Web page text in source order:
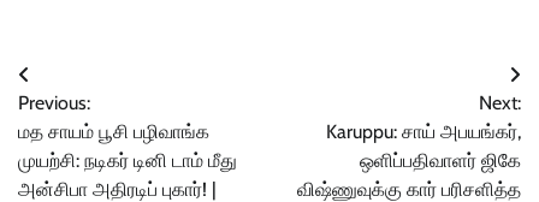
Post
navigation
Previous:
மத சாயம் பூசி பழிவாங்க
முயற்சி: நடிகர் டினி டாம் மீது
அன்சிபா அதிரடிப் புகார்! |
Next:
Karuppu: சாய் அபயங்கர்,
ஒளிப்பதிவாளர் ஜிகே
விஷ்ணுவுக்கு கார் பரிசளித்த